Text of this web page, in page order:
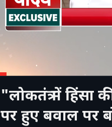
"लोकतंत्र में हिंसा
पर हुए बवाल पर